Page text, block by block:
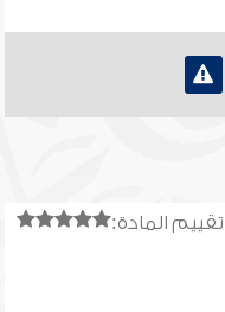
تقييم المادة: